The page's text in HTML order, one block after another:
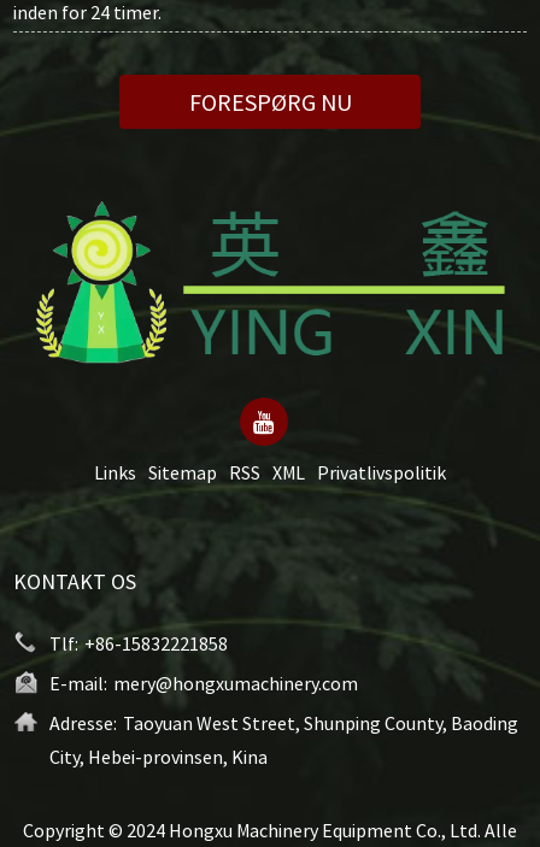
inden for 24 timer.
FORESPØRG NU
Links Sitemap RSS XML Privatlivspolitik
KONTAKT OS
Tlf: +86-15832221858
E-mail: mery@hongxumachinery.com
Adresse: Taoyuan West Street, Shunping County, Baoding
City, Hebei-provinsen, Kina
Copyright © 2024 Hongxu Machinery Equipment Co., Ltd. Alle